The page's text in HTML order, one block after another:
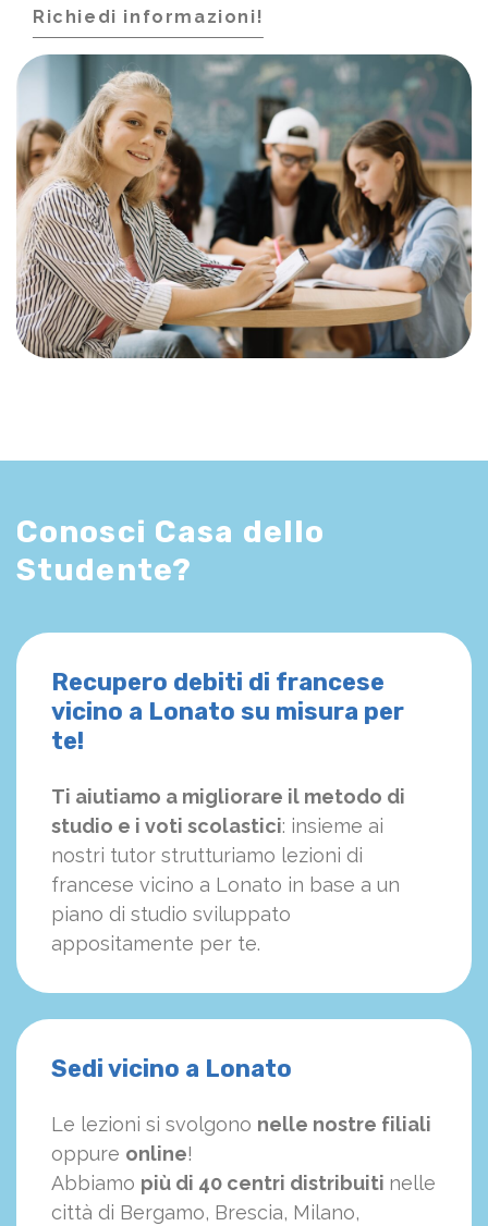
Richiedi informazioni!
Conosci Casa dello
Studente?
Recupero debiti di francese
vicino a Lonato su misura per
te!
Ti aiutiamo a migliorare il metodo di
studio e i voti scolastici: insieme ai
nostri tutor strutturiamo lezioni di
francese vicino a Lonato in base a un
piano di studio sviluppato
appositamente per te.
Sedi vicino a Lonato
Le lezioni si svolgono nelle nostre filiali
oppure online!
Abbiamo più di 40 centri distribuiti nelle
città di Bergamo, Brescia, Milano,